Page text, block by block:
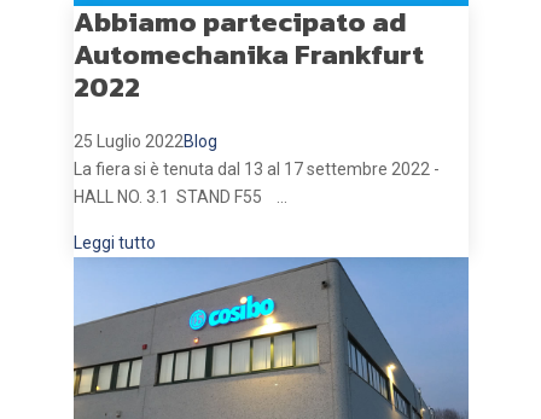
Abbiamo partecipato ad
Automechanika Frankfurt
2022
25 Luglio 2022Blog
La fiera si è tenuta dal 13 al 17 settembre 2022 -
HALL NO. 3.1 STAND F55 ...
Leggi tutto